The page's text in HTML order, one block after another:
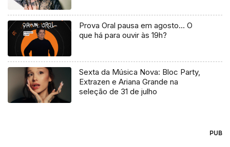
Prova Oral pausa em agosto… O
que há para ouvir às 19h?
Sexta da Música Nova: Bloc Party,
Extrazen e Ariana Grande na
seleção de 31 de julho
PUB